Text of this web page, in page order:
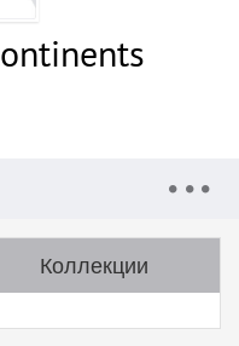
Коллекции